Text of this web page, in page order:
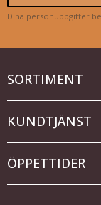
Dina personuppgifter
SORTIMENT
KUNDTJÄNST
ÖPPETTIDER